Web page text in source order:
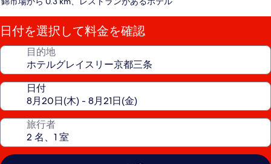
星
宿
泊
施
日付を選択して料金を確認
目的地
日付
旅行者